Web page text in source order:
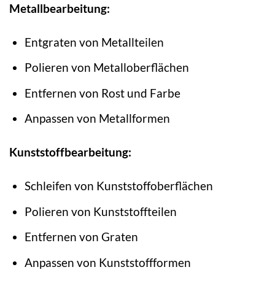
Metallbearbeitung:
Entgraten von Metallteilen
Polieren von Metalloberflächen
Entfernen von Rost und Farbe
Anpassen von Metallformen
Kunststoffbearbeitung:
Schleifen von Kunststoffoberflächen
Polieren von Kunststoffteilen
Entfernen von Graten
Anpassen von Kunststoffformen